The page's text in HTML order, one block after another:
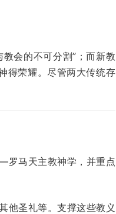
会的不可分割”；而新教
得荣耀。尽管两大传统存
罗马天主教神学，并重点
他圣礼等。支撑这些教义